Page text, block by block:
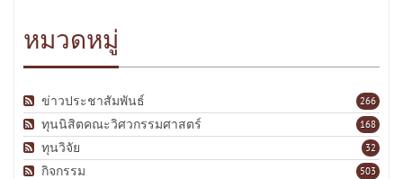
หมวดหมู่
266
ข่าวประชาสัมพันธ์
168
ทุนนิสิตคณะวิศวกรรมศาสตร์
32
ทุนวิจัย
503
กิจกรรม